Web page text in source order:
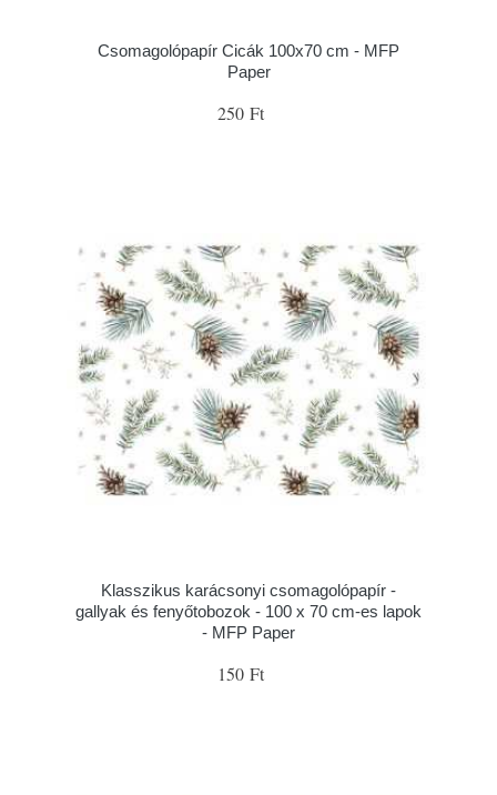
Csomagolópapír Cicák 100x70 cm - MFP
Paper
250 Ft
Klasszikus karácsonyi csomagolópapír -
gallyak és fenyőtobozok - 100 x 70 cm-es lapok
- MFP Paper
150 Ft